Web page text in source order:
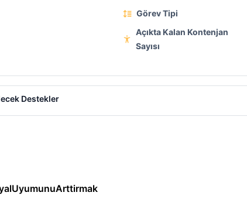
Görev Tipi
Açıkta Kalan Kontenjan
Sayısı
Destekler